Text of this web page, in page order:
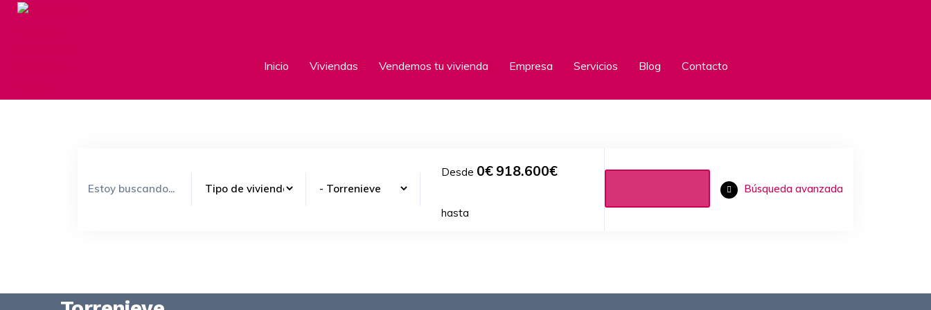
Inicio Viviendas Vendemos tu vivienda Empresa Servicios Blog Contacto
Desde 0€
hasta
918.600€
Búsqueda avanzada